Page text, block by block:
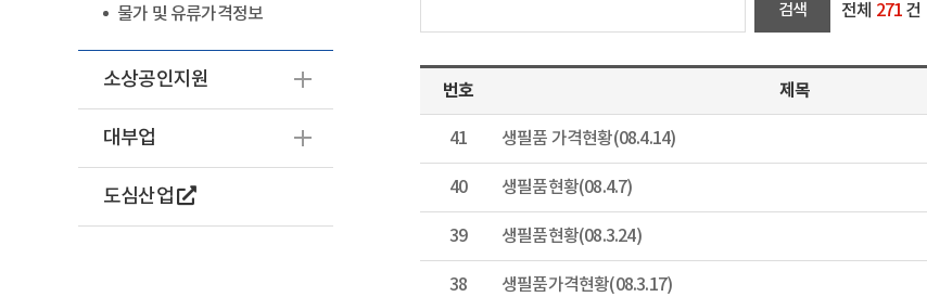
물가 및 유류가격정보
소상공인지원
대부업
도심산업
전체 271 건
번호 제목
41 생필품 가격현황(08.4.14)
40 생필품현황(08.4.7)
39 생필품현황(08.3.24)
38 생필품가격현황(08.3.17)